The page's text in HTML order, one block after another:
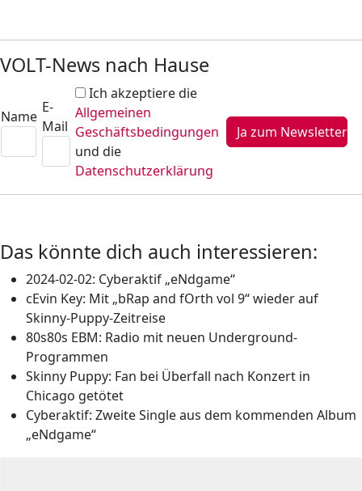
VOLT-News nach Hause
Name
E-
Mail
Ich akzeptiere die
Allgemeinen
Geschäftsbedingungen
und die
Datenschutzerklärung
Das könnte dich auch interessieren:
2024-02-02: Cyberaktif „eNdgame“
cEvin Key: Mit „bRap and fOrth vol 9“ wieder auf
Skinny-Puppy-Zeitreise
80s80s EBM: Radio mit neuen Underground-
Programmen
Skinny Puppy: Fan bei Überfall nach Konzert in
Chicago getötet
Cyberaktif: Zweite Single aus dem kommenden Album
„eNdgame“